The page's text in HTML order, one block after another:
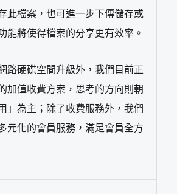
此檔案，也可進一步下傳儲存或
能將使得檔案的分享更有效率。
路硬碟空間升級外，我們目前正
加值收費方案，思考的方向則朝
」為主；除了收費服務外，我們
元化的會員服務，滿足會員全方